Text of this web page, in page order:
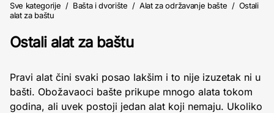
Sve kategorije / Bašta i dvorište / Alat za održavanje bašte / Ostali
alat za baštu
Ostali alat za baštu
Pravi alat čini svaki posao lakšim i to nije izuzetak ni u
bašti. Obožavaoci bašte prikupe mnogo alata tokom
godina, ali uvek postoji jedan alat koji nemaju. Ukoliko